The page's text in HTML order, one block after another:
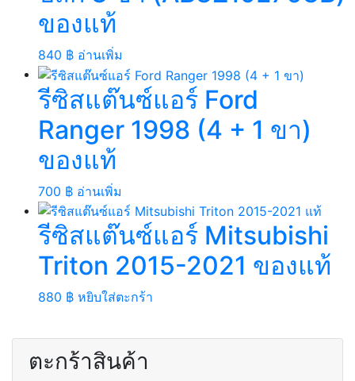
ของแท้
840 ฿ อ่านเพิ่ม
รีซิสแต๊นซ์แอร์ Ford
Ranger 1998 (4 + 1 ขา)
ของแท้
700 ฿ อ่านเพิ่ม
รีซิสแต๊นซ์แอร์ Mitsubishi
Triton 2015-2021 ของแท้
880 ฿ หยิบใส่ตะกร้า
ตะกร้าสินค้า